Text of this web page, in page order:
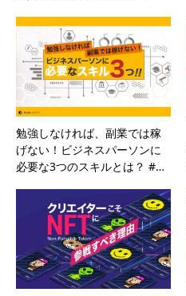
勉強しなければ、副業では稼
げない！ビジネスパーソンに
必要な3つのスキルとは？ #…